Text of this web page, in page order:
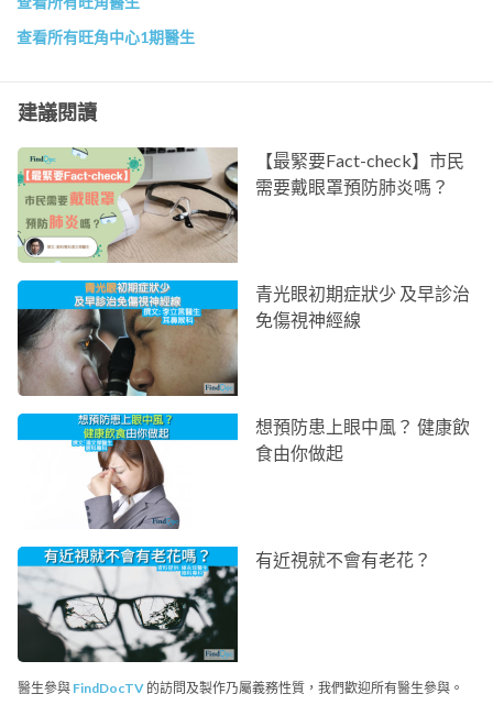
查看所有旺角中心1期醫生
建議閱讀
【最緊要Fact-check】市民
需要戴眼罩預防肺炎嗎？
青光眼初期症狀少 及早診治
免傷視神經線
想預防患上眼中風？ 健康飲
食由你做起
有近視就不會有老花？
醫生參與 FindDocTV 的訪問及製作乃屬義務性質，我們歡迎所有醫生參與。